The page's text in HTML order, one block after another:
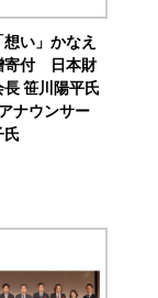
い」かなえ
付 日本財
長 笹川陽平氏
ナウンサー
氏